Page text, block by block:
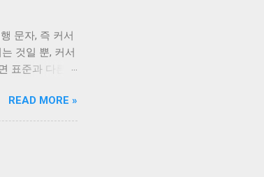
라고
의 고속 전송
지간한 싸구려
았다 하지만
문자, 즉 커서
것일 뿐, 커서
표준과 다른
하기 위한 플
에 어떤 후처
지에 대한 플
끄는 경우는
경우 끄는 것
READ MORE »